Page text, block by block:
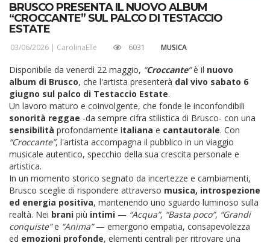
BRUSCO PRESENTA IL NUOVO ALBUM
“CROCCANTE” SUL PALCO DI TESTACCIO
ESTATE
03/06/2026 | CarolinaElle 6031 MUSICA
Disponibile da venerdì 22 maggio, “Croccante”è il nuovo
album di Brusco, che l'artista presenterà dal vivo sabato 6
giugno sul palco di Testaccio Estate.
Un lavoro maturo e coinvolgente, che fonde le inconfondibili
sonorità reggae -da sempre cifra stilistica di Brusco- con una
sensibilità profondamente italiana e cantautorale. Con
“Croccante”, l'artista accompagna il pubblico in un viaggio
musicale autentico, specchio della sua crescita personale e
artistica.
In un momento storico segnato da incertezze e cambiamenti,
Brusco sceglie di rispondere attraverso musica, introspezione
ed energia positiva, mantenendo uno sguardo luminoso sulla
realtà. Nei brani più intimi — “Acqua”, “Basta poco”, “Grandi
conquiste”e “Anima”— emergono empatia, consapevolezza
ed emozioni profonde, elementi centrali per ritrovare una